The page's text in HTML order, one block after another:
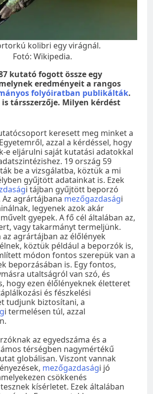
kolibri egy virágnál.
Fotó: Wikipedia.
kutató fogott össze egy
eredményeit a rangos
folyóiratban publikálták.
társszerzője. Milyen kérdést
keresett meg minket a
azzal a kérdéssel, hogy
e eljárulni saját kutatási adatokkal
19 ország 59
be a vizsgálatba, köztük a mi
gyűjtött adatainkat is. Ezek
i tájban gyűjtött beporzó
agrártájbana mezőgazdasági
legyenek azok akár
gyepek. A fő cél általában az,
vagy takarmányt termeljünk.
agrártájban az élőlények
köztük például a beporzók is,
módon fontos szerepük van a
beporzásában is. Egy fontos,
utaltságról van szó, és
hogy ezen élőlényeknek életteret
és fészkelési
tudjunk biztosítani, a
i termelésen túl, azzal
az egyedszáma és a
térségben nagymértékű
globálisan. Viszont vannak
mezőgazdasági jó
csökkenés
kísérletet. Ezek általában